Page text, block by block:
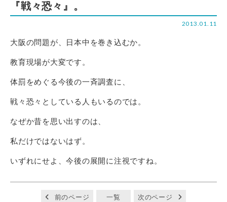
『戦々恐々』。
2013.01.11
大阪の問題が、日本中を巻き込むか。
教育現場が大変です。
体罰をめぐる今後の一斉調査に、
戦々恐々としている人もいるのでは。
なぜか昔を思い出すのは、
私だけではないはず。
いずれにせよ、今後の展開に注視ですね。
前のページ 一覧 次のページ